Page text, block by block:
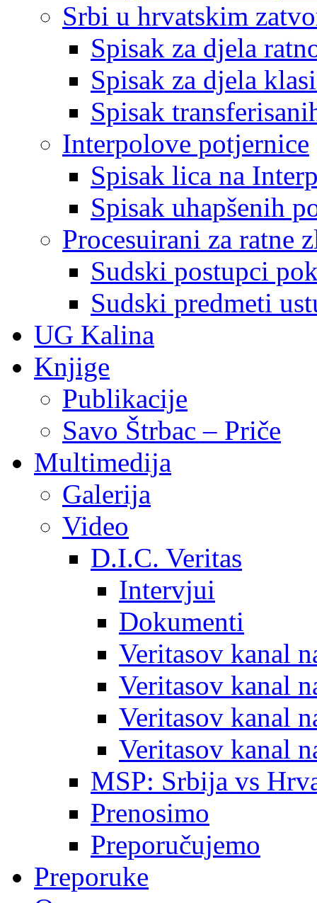
Srbi u hrvatskim
Spisak za djela
Spisak za djela
Spisak
Interpolove potjernice
Spisak lica na
Spisak uhapšenih
Procesuirani za ratne
Sudski postupci
Sudski predmeti
UG Kalina
Knjige
Publikacije
Savo Štrbac – Priče
Multimedija
Galerija
Video
D.I.C. Veritas
Intervjui
Dokumenti
Veritasov kanal
Veritasov kanal
Veritasov kanal
Veritasov kanal
MSP: Srbija vs
Prenosimo
Preporučujemo
Preporuke